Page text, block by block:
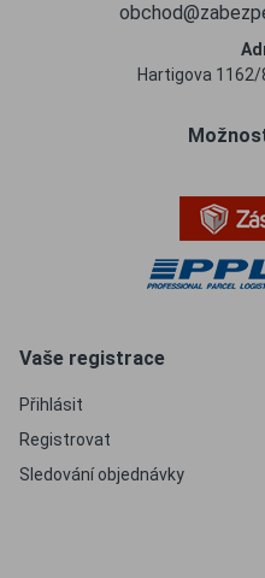
Hartigova 1162/
Vaše registrace
Přihlásit
Registrovat
Sledování objednávky